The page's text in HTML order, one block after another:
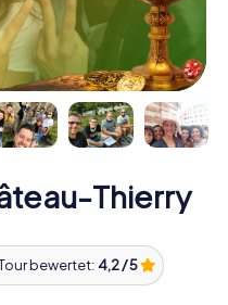
Thierry
bewertet: 4,2 / 5